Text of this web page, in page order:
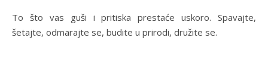
To što vas guši i pritiska prestaće uskoro. Spavajte,
šetajte, odmarajte se, budite u prirodi, družite se.